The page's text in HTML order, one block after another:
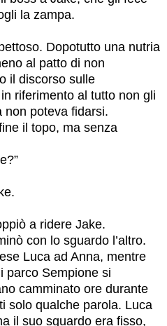
la zampa.
Dopotutto una nutria
al patto di non
il discorso sulle
riferimento al tutto non gli
non poteva fidarsi.
il topo, ma senza
a ridere Jake.
con lo sguardo l’altro.
Luca ad Anna, mentre
parco Sempione si
camminato ore durante
solo qualche parola. Luca
il suo sguardo era fisso,